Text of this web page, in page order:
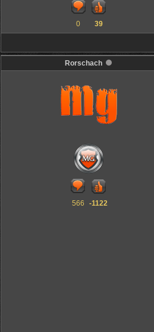
0 39
Rоrschach
566 -1122